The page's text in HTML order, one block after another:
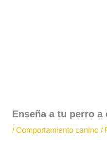
Enseña a tu perro a
/Comportamiento canino /